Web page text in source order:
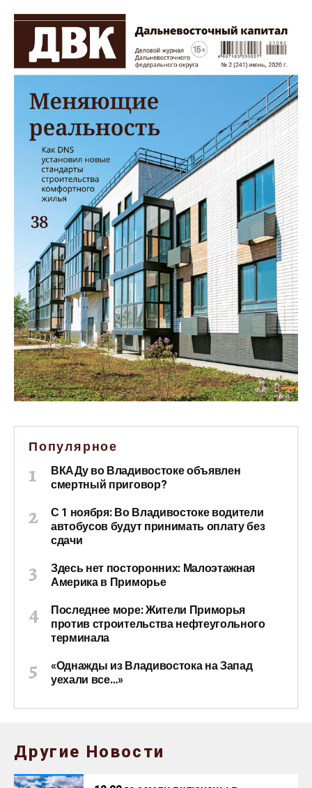
Популярное
ВКАДу во Владивостоке объявлен
смертный приговор?
С 1 ноября: Во Владивостоке водители
автобусов будут принимать оплату без
сдачи
Здесь нет посторонних: Малоэтажная
Америка в Приморье
Последнее море: Жители Приморья
против строительства нефтеугольного
терминала
«Однажды из Владивостока на Запад
уехали все…»
Другие Новости